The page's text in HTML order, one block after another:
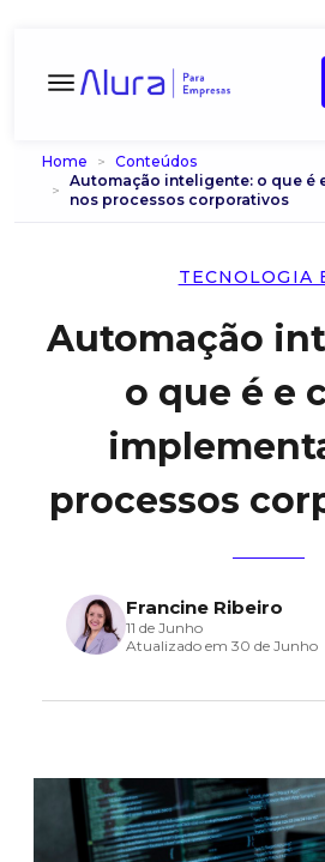
Home
Conteúdos
Automação inteligente: o que é
nos processos corporativos
TECNOLOGIA
Automação
o que é e
processos
Francine Ribeiro
11 de Junho
Atualizado em 30 de Junho